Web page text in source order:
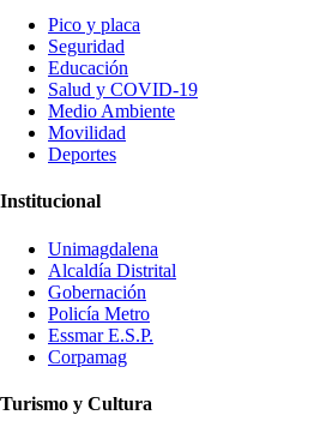
Pico y placa
Seguridad
Educación
Salud y COVID-19
Medio Ambiente
Movilidad
Deportes
Institucional
Unimagdalena
Alcaldía Distrital
Gobernación
Policía Metro
Essmar E.S.P.
Corpamag
Turismo y Cultura